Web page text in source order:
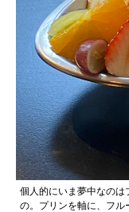
個人的にいま夢中なのは
の。プリンを軸に、フ